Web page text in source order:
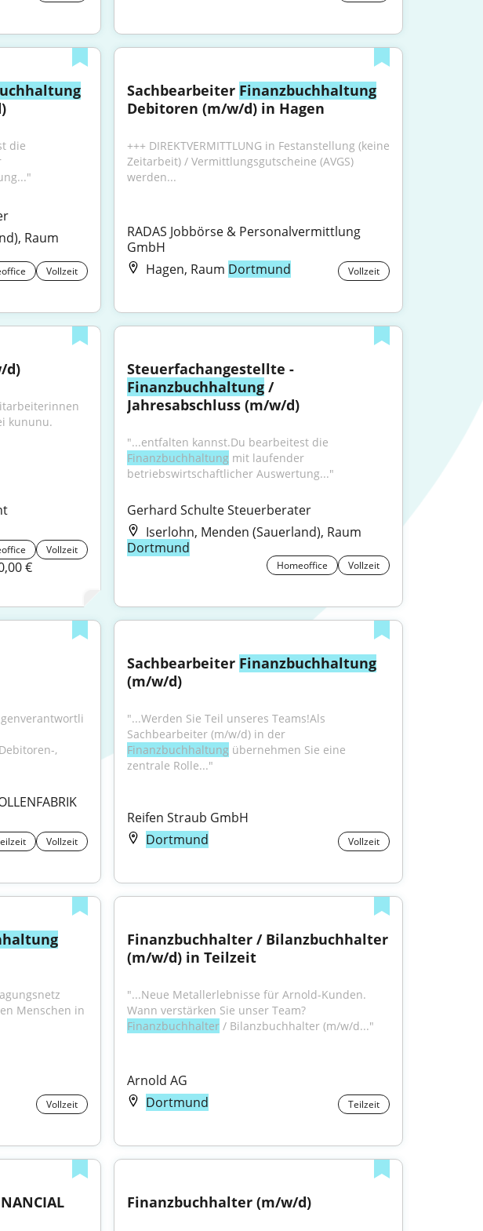
Raum
Vollzeit
Sachbearbeiter Finanzbuchhaltung
Debitoren (m/w/d) in Hagen
+++ DIREKTVERMITTLUNG in Festanstellung (keine
Zeitarbeit) / Vermittlungsgutscheine (AVGS)
werden...
RADAS Jobbörse & Personalvermittlung
GmbH
Hagen, Raum Dortmund Vollzeit
d)
Vollzeit
€
Steuerfachangestellte -
Finanzbuchhaltung /
Jahresabschluss (m/w/d)
Finanzbuchhaltung mit laufender
betriebswirtschaftlicher Auswertung..."
Gerhard Schulte Steuerberater
Iserlohn, Menden (Sauerland), Raum
Dortmund
Homeoffice Vollzeit
,
Vollzeit
Sachbearbeiter Finanzbuchhaltung
(m/w/d)
"...Werden Sie Teil unseres Teams!Als
Sachbearbeiter (m/w/d) in der
Finanzbuchhaltung übernehmen Sie eine
zentrale Rolle..."
Reifen Straub GmbH
Dortmund
Vollzeit
Menschen in
Vollzeit
Finanzbuchhalter / Bilanzbuchhalter
(m/w/d) in Teilzeit
"...Neue Metallerlebnisse für Arnold-Kunden.
Wann verstärken Sie unser Team?
Finanzbuchhalter / Bilanzbuchhalter (m/w/d..."
Arnold AG
Dortmund
Teilzeit
Finanzbuchhalter (m/w/d)